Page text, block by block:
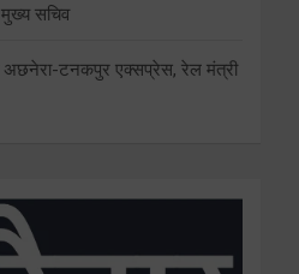
सचिव
टनकपुर एक्सप्रेस, रेल मंत्री